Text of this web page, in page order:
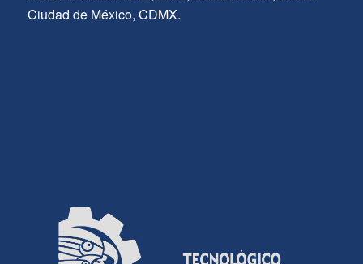
Ciudad de México, CDMX.